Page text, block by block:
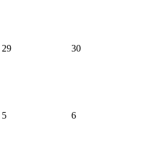
29 30
5 6